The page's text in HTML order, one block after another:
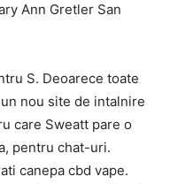
Ann Gretler San
S. Deoarece toate
nou site de intalnire
care Sweatt pare o
pentru chat-uri.
canepa cbd vape.